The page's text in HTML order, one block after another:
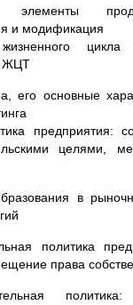
и модификация
цикла
ЖЦТ
его основные
предприятия:
целями,
в
политика
права